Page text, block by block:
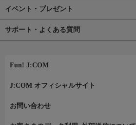
イベント・プレゼント
サポート・よくある質問
Fun! J:COM
J:COM オフィシャルサイト
お問い合わせ